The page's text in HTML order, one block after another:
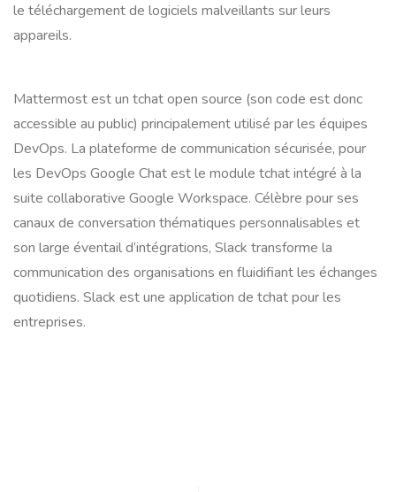
le téléchargement de logiciels malveillants sur leurs
appareils.
Mattermost est un tchat open source (son code est donc
accessible au public) principalement utilisé par les équipes
DevOps. La plateforme de communication sécurisée, pour
les DevOps Google Chat est le module tchat intégré à la
suite collaborative Google Workspace. Célèbre pour ses
canaux de conversation thématiques personnalisables et
son large éventail d’intégrations, Slack transforme la
communication des organisations en fluidifiant les échanges
quotidiens. Slack est une application de tchat pour les
entreprises.